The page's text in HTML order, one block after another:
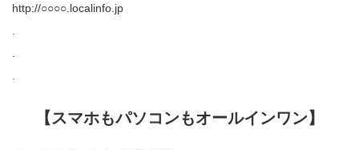
http://○○○○.localinfo.jp
【スマホもパソコンもオールインワン】